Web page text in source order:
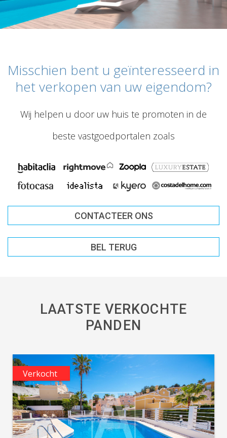
Misschien bent u geïnteresseerd in
het verkopen van uw eigendom?
Wij helpen u door uw huis te promoten in de
beste vastgoedportalen zoals
CONTACTEER ONS
BEL TERUG
LAATSTE VERKOCHTE
PANDEN
Verkocht